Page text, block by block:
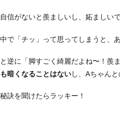
信がないと羨ましいし、妬ましいで
で「チッ」って思ってしまうと、
逆に「脚すごく綺麗だよね〜！羨
暗くなることはないし、Aちゃん
訣を聞けたらラッキー！